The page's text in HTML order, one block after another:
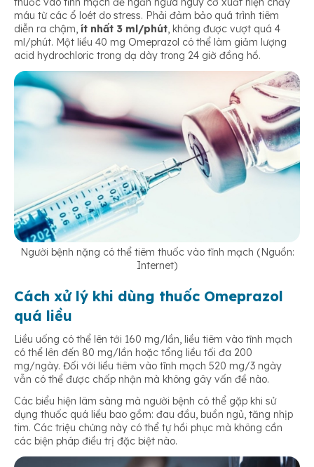
máu từ các ổ loét do stress. Phải đảm bảo quá trình tiêm
diễn ra chậm, ít nhất 3 ml/phút, không được vượt quá 4
ml/phút. Một liều 40 mg Omeprazol có thể làm giảm lượng
acid hydrochloric trong dạ dày trong 24 giờ đồng hồ.
Người bệnh nặng có thể tiêm thuốc vào tĩnh mạch (Nguồn:
Internet)
Cách xử lý khi dùng thuốc Omeprazol
quá liều
Liều uống có thể lên tới 160 mg/lần, liều tiêm vào tĩnh mạch
có thể lên đến 80 mg/lần hoặc tổng liều tối đa 200
mg/ngày. Đối với liều tiêm vào tĩnh mạch 520 mg/3 ngày
vẫn có thể được chấp nhận mà không gây vấn đề nào.
Các biểu hiện lâm sàng mà người bệnh có thể gặp khi sử
dụng thuốc quá liều bao gồm: đau đầu, buồn ngủ, tăng nhịp
tim. Các triệu chứng này có thể tự hồi phục mà không cần
các biện pháp điều trị đặc biệt nào.